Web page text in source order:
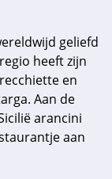
geliefd
heeft zijn
en
Aan de
arancini
aan